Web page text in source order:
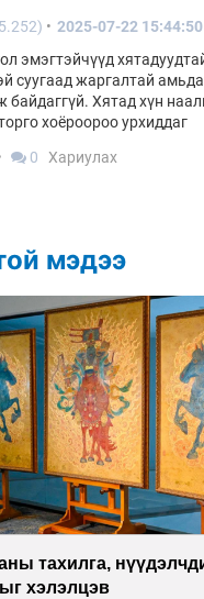
2025-07-22 15:44:50
эмэгтэйчүүд
суугаад жаргалтай
байдаггүй. Хятад хүн
хоёроороо урхиддаг
0 Хариулах
мэдээ
нүүдэлчдийн